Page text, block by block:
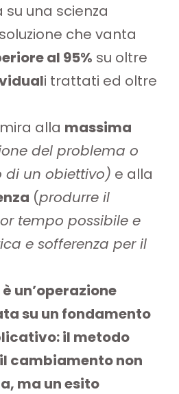
una scienza
che vanta
al 95% su oltre
i trattati ed oltre
alla massima
del problema o
un obiettivo) e alla
(produrre il
tempo possibile e
e sofferenza per il
un’operazione
su un fondamento
il metodo
cambiamento non
ma un esito